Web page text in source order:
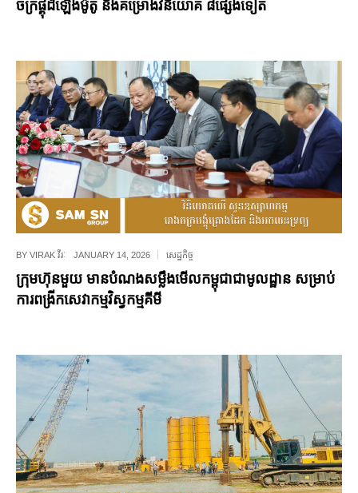
ចក្រផ្គុំដំឡើងម៉ូតូ និងគម្រោងវិនិយោគ ៨ផ្សេងទៀត
BY VIRAK វីរៈ JANUARY 14, 2026 សេដ្ឋកិច្ច
ក្រុមហ៊ុនមួយ មានបំណងសម្លឹងមើលកម្ពុជាជាមូលដ្ឋាន សម្រាប់
ការពង្រីកសេវាកម្មវិស្វកម្មគីមី